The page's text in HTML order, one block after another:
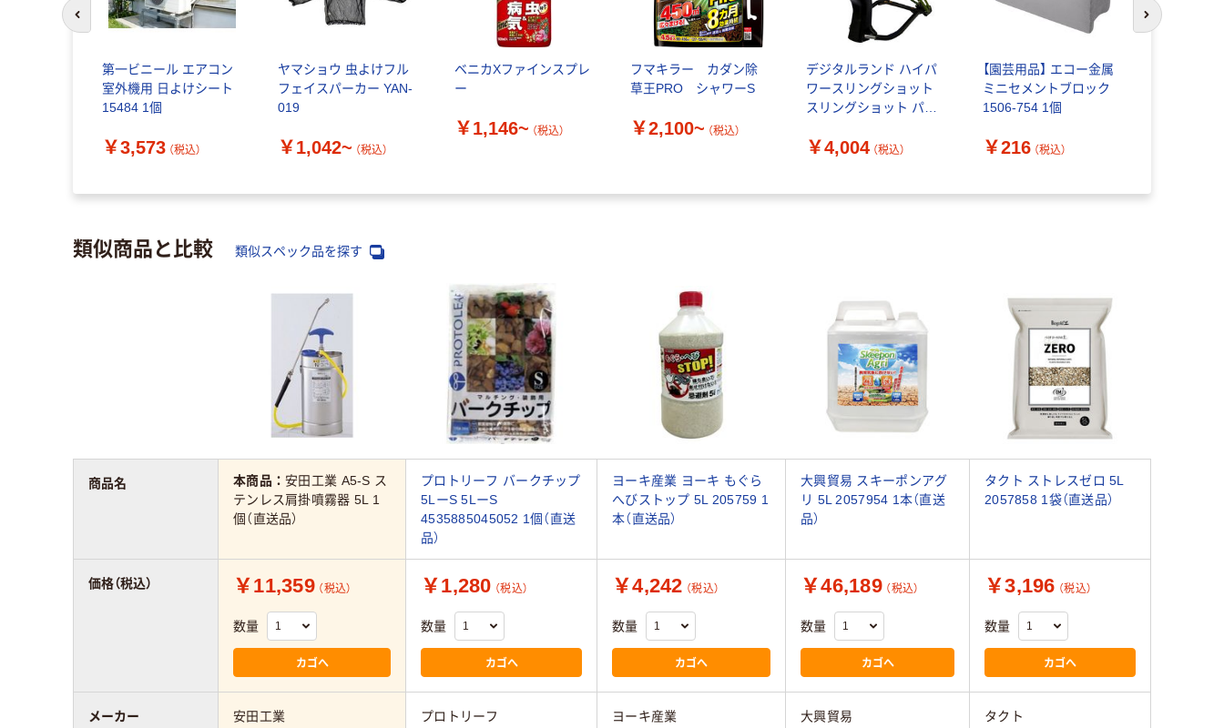
第一ビニール エアコン
室外機用 日よけシート
15484 1個
￥3,573 （税込）
ヤマショウ 虫よけフル
フェイスパーカー YAN-
019
￥1,042~ （税込）
ベニカXファインスプレ
ー
￥1,146~ （税込）
フマキラー カダン除
草王PRO シャワーS
￥2,100~ （税込）
デジタルランド ハイパ
ワースリングショット
スリングショット パチ
対策 DL-80221 1個（直
￥4,004 （税込）
【園芸用品】 エコー金属
ミニセメントブロック
1506-754 1個
￥216 （税込）
前のスライドへ 次のスライド
類似商品と比較 類似スペック品を探す
商品名 本商品：安田工業 A5-S ス
テンレス肩掛噴霧器 5L 1
個（直送品）
プロトリーフ バークチップ
5LーS 5LーS
4535885045052 1個（直送
品）
ヨーキ産業 ヨーキ もぐら
へびストップ 5L 205759 1
本（直送品）
大興貿易 スキーポンアグ
リ 5L 2057954 1本（直送
品）
タクト ストレスゼロ 5L
2057858 1袋（直送品）
価格（税込） ￥11,359 （税込）
数量
カゴへ
￥1,280 （税込）
数量
カゴへ
￥4,242 （税込）
数量
カゴへ
￥46,189 （税込）
数量
カゴへ
￥3,196 （税込）
数量
カゴへ
メーカー 安田工業 プロトリーフ ヨーキ産業 大興貿易 タクト